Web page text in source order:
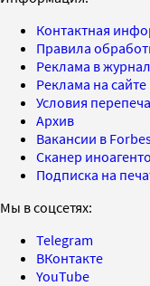
Контактная
Правила
Реклама в
Реклама на сайте
Условия
Архив
Вакансии в
Сканер
Подписка на
Мы в соцсетях:
Telegram
ВКонтакте
YouTube